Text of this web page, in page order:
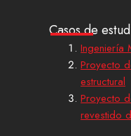
Casos de
Ingeniería
Proyecto
estructural
Proyecto
revestido